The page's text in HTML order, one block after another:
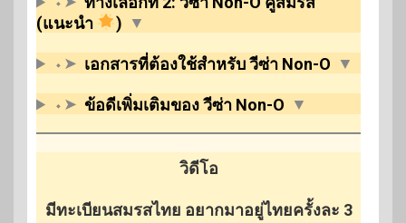
(แนะนำ
) ▼
⬩➤ เอกสารที่ต้องใช้สำหรับ วีซ่า Non-O ▼
⬩➤ ข้อดีเพิ่มเติมของ วีซ่า Non-O ▼
วิดีโอ
มีทะเบียนสมรสไทย อยากมาอยู่ไทยครั้งละ 3